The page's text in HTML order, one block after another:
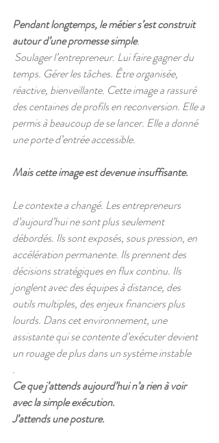
Pendant longtemps, le métier s’est construit
autour d’une promesse simple.
Soulager l’entrepreneur. Lui faire gagner du
temps. Gérer les tâches. Être organisée,
réactive, bienveillante. Cette image a rassuré
des centaines de profils en reconversion. Elle a
permis à beaucoup de se lancer. Elle a donné
une porte d’entrée accessible.
Mais cette image est devenue insuffisante.
Le contexte a changé. Les entrepreneurs
d’aujourd’hui ne sont plus seulement
débordés. Ils sont exposés, sous pression, en
accélération permanente. Ils prennent des
décisions stratégiques en flux continu. Ils
jonglent avec des équipes à distance, des
outils multiples, des enjeux financiers plus
lourds. Dans cet environnement, une
assistante qui se contente d’exécuter devient
un rouage de plus dans un système instable
.
Ce que j’attends aujourd’hui n’a rien à voir
avec la simple exécution.
J’attends une posture.